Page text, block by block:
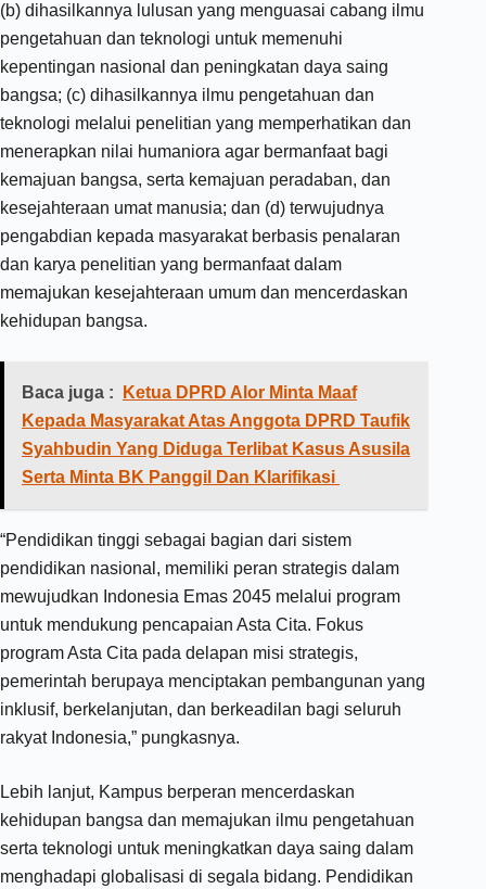
(b) dihasilkannya lulusan yang menguasai cabang ilmu
pengetahuan dan teknologi untuk memenuhi
kepentingan nasional dan peningkatan daya saing
bangsa; (c) dihasilkannya ilmu pengetahuan dan
teknologi melalui penelitian yang memperhatikan dan
menerapkan nilai humaniora agar bermanfaat bagi
kemajuan bangsa, serta kemajuan peradaban, dan
kesejahteraan umat manusia; dan (d) terwujudnya
pengabdian kepada masyarakat berbasis penalaran
dan karya penelitian yang bermanfaat dalam
memajukan kesejahteraan umum dan mencerdaskan
kehidupan bangsa.
Baca juga :
Ketua DPRD Alor Minta Maaf
Kepada Masyarakat Atas Anggota DPRD Taufik
Syahbudin Yang Diduga Terlibat Kasus Asusila
Serta Minta BK Panggil Dan Klarifikasi
“Pendidikan tinggi sebagai bagian dari sistem
pendidikan nasional, memiliki peran strategis dalam
mewujudkan Indonesia Emas 2045 melalui program
untuk mendukung pencapaian Asta Cita. Fokus
program Asta Cita pada delapan misi strategis,
pemerintah berupaya menciptakan pembangunan yang
inklusif, berkelanjutan, dan berkeadilan bagi seluruh
rakyat Indonesia,” pungkasnya.
Lebih lanjut, Kampus berperan mencerdaskan
kehidupan bangsa dan memajukan ilmu pengetahuan
serta teknologi untuk meningkatkan daya saing dalam
menghadapi globalisasi di segala bidang. Pendidikan